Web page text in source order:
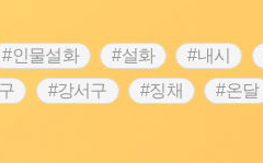
#인물설화 #설화 #내시
#강서구 #징채 #온달